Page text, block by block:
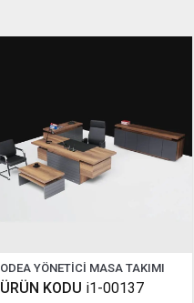
ODEA YÖNETİCİ MASA TAKIMI
ÜRÜN KODU i1-00137